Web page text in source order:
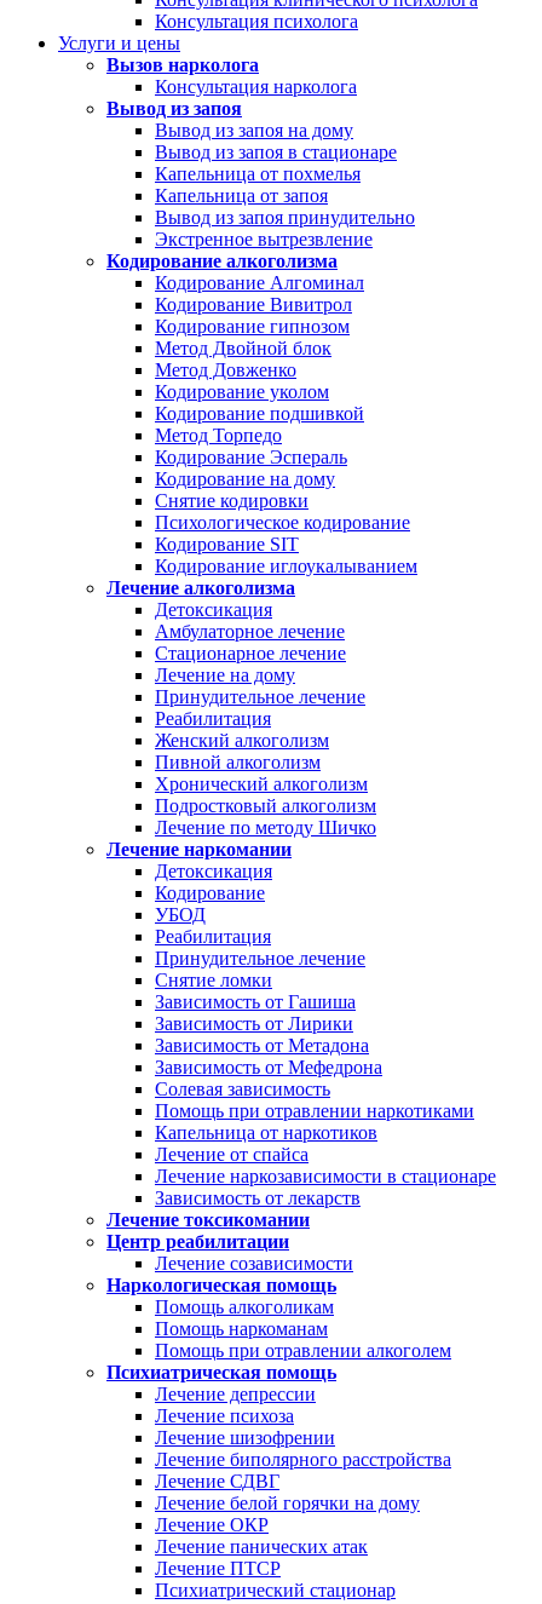
Консультация психолога
Услуги и цены
Вызов нарколога
Консультация нарколога
Вывод из запоя
Вывод из запоя на дому
Вывод из запоя в стационаре
Капельница от похмелья
Капельница от запоя
Вывод из запоя принудительно
Экстренное вытрезвление
Кодирование алкоголизма
Кодирование Алгоминал
Кодирование Вивитрол
Кодирование гипнозом
Метод Двойной блок
Метод Довженко
Кодирование уколом
Кодирование подшивкой
Метод Торпедо
Кодирование Эспераль
Кодирование на дому
Снятие кодировки
Психологическое кодирование
Кодирование SIT
Кодирование иглоукалыванием
Лечение алкоголизма
Детоксикация
Амбулаторное лечение
Стационарное лечение
Лечение на дому
Принудительное лечение
Реабилитация
Женский алкоголизм
Пивной алкоголизм
Хронический алкоголизм
Подростковый алкоголизм
Лечение по методу Шичко
Лечение наркомании
Детоксикация
Кодирование
УБОД
Реабилитация
Принудительное лечение
Снятие ломки
Зависимость от Гашиша
Зависимость от Лирики
Зависимость от Метадона
Зависимость от Мефедрона
Солевая зависимость
Помощь при отравлении наркотиками
Капельница от наркотиков
Лечение от спайса
Лечение наркозависимости в стационаре
Зависимость от лекарств
Лечение токсикомании
Центр реабилитации
Лечение созависимости
Наркологическая помощь
Помощь алкоголикам
Помощь наркоманам
Помощь при отравлении алкоголем
Психиатрическая помощь
Лечение депрессии
Лечение психоза
Лечение шизофрении
Лечение биполярного расстройства
Лечение СДВГ
Лечение белой горячки на дому
Лечение ОКР
Лечение панических атак
Лечение ПТСР
Психиатрический стационар